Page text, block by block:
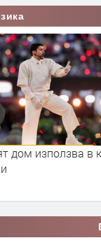
дом използва в